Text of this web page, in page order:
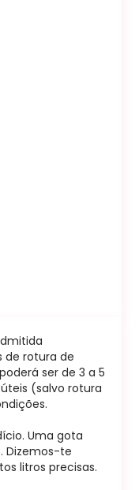
de rotura de
ser de 3 a 5
(salvo rotura
Uma gota
Dizemos-te
litros precisas.